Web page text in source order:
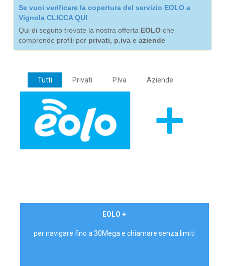
Se vuoi verificare la copertura del servizio EOLO a
Vignola CLICCA QUI
Qui di seguito trovate la nostra offerta EOLO che
comprende profili per privati, p.iva e aziende
Tutti Privati P.Iva Aziende
EOLO +
per navigare fino a 30Mega e chiamare senza limiti